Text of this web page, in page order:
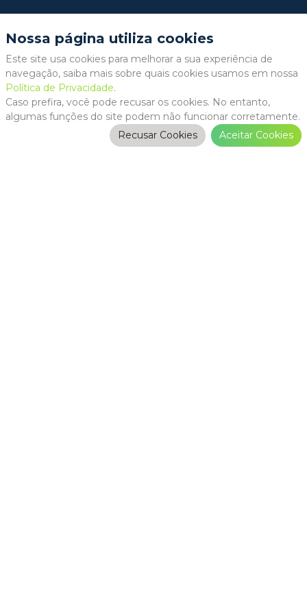
Nossa página utiliza cookies
Este site usa cookies para melhorar a sua experiência de
navegação, saiba mais sobre quais cookies usamos em nossa
Política de Privacidade.
Caso prefira, você pode recusar os cookies. No entanto,
algumas funções do site podem não funcionar corretamente.
Recusar Cookies
Aceitar Cookies